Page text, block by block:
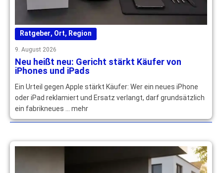
Ratgeber, Ort, Region
9. August 2026
Neu heißt neu: Gericht stärkt Käufer von
iPhones und iPads
Ein Urteil gegen Apple stärkt Käufer: Wer ein neues iPhone
oder iPad reklamiert und Ersatz verlangt, darf grundsätzlich
ein fabrikneues … mehr